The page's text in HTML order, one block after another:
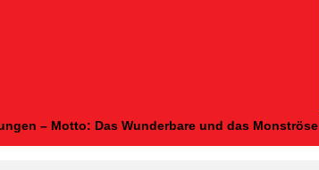
– Motto: Das Wunderbare und das Monströse